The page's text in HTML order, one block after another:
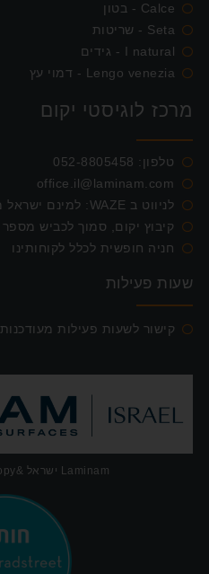
Calce - בטון
Seta - שריטות
I natural - גידים
Lengo venezia - דמוי עץ
מרכז לוגיסטי יקום
טלפון: 052-8805458
office.il@laminam.com
לניווט ב WAZE: למינם ישראל מרכז לוגיסטי יקום
קיבוץ יקום, סמוך לכביש מספר 2 מדרום לנתניה
חניה חופשית לכלל לקוחותינו
שעות פעילות
קישור לשעות פעילות מעודכנות
Laminam ישראל &copy כל הזכויות שמורות